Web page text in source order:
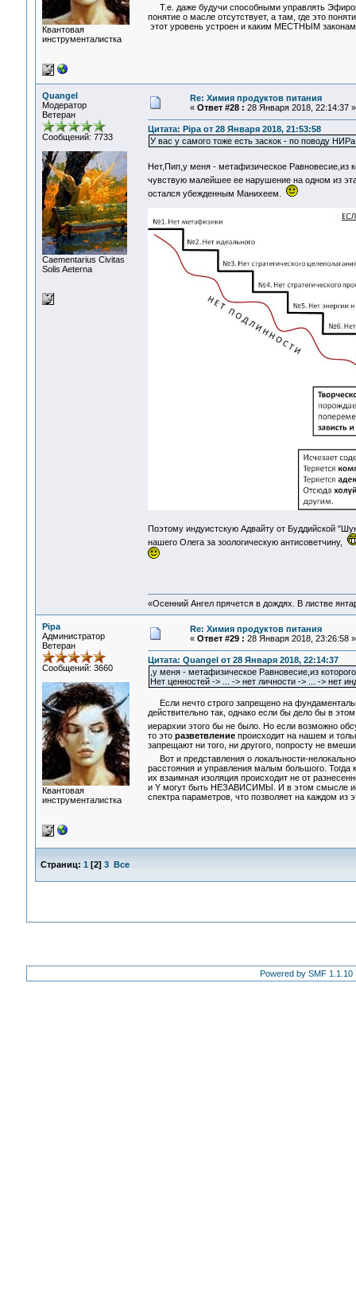
Квантовая
инструменталистка
Т.е. даже будучи способными управлять
понятие о масле отсутствует, а там, где это
этот уровень устроен и каким МЕСТНЫМ законам
Quangel
Модератор
Ветеран
Сообщений: 7733
Сaementarius Civitas
Solis Aeterna
Re: Химия продуктов питания
« Ответ #28 : 28 Января 2018, 22:14:37 »
Цитата: Pipa от 28 Января 2018, 21:53:58
У вас у самого тоже есть заскок - по поводу НИРа
Нет,Пип,у меня - метафизическое Равновесие,из
чувствую малейшее ее нарушение на одном из
остался убежденным Манихеем.
Поэтому индуистскую Адвайту от Буддийской
нашего Олега за зоологическую антисоветчину,
«Осенний Ангел прячется в дождях. В листве
Pipa
Администратор
Ветеран
Сообщений: 3660
Квантовая
инструменталистка
Re: Химия продуктов питания
« Ответ #29 : 28 Января 2018, 23:26:58 »
Цитата: Quangel от 28 Января 2018, 22:14:37
,у меня - метафизическое Равновесие,из
Нет ценностей -> ... -> нет личности -> ... -> нет
Если нечто строго запрещено на
действительно так, однако если бы дело бы в
иерархии этого бы не было. Но если возможно
то это разветвлениепроисходит на нашем и
запрещают ни того, ни другого, попросту не
Вот и представления о локальности-
расстояния и управления малым большого. Тогда
их взаимная изоляция происходит не от
и Y могут быть НЕЗАВИСИМЫ. И в этом смысле
спектра параметров, что позволяет на каждом
Страниц: 1 [2] 3 Все
Powered by SMF 1.1.10